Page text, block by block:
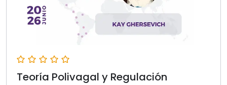
Teoría Polivagal y Regulación